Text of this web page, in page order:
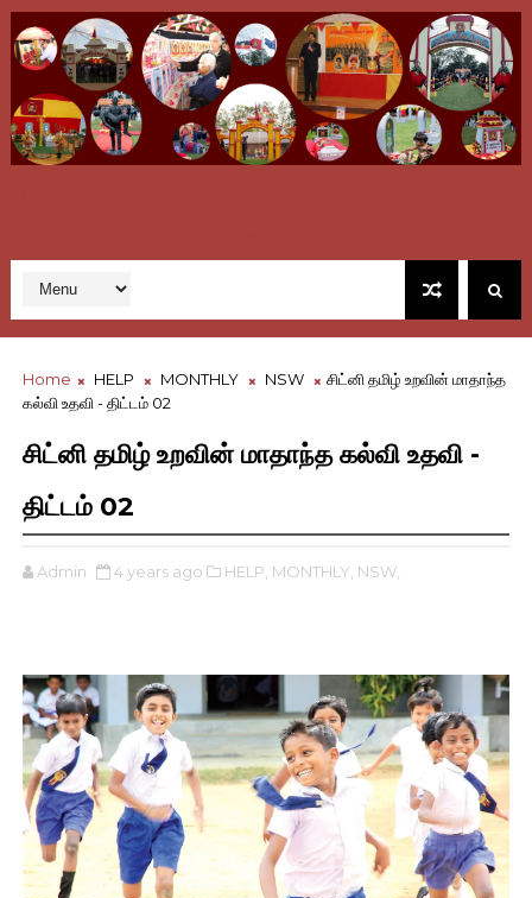
Home HELP MONTHLY NSW
சிட்னி தமிழ் உறவின் மாதாந்த
கல்வி உதவி - திட்டம் 02
சிட்னி தமிழ் உறவின் மாதாந்த கல்வி உதவி -
திட்டம் 02
Admin 4 years ago HELP, MONTHLY, NSW,